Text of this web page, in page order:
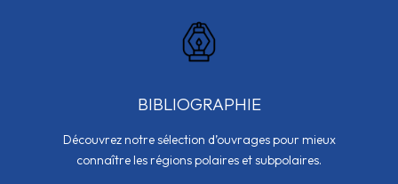
BIBLIOGRAPHIE
Découvrez notre sélection d’ouvrages pour mieux
connaître les régions polaires et subpolaires.